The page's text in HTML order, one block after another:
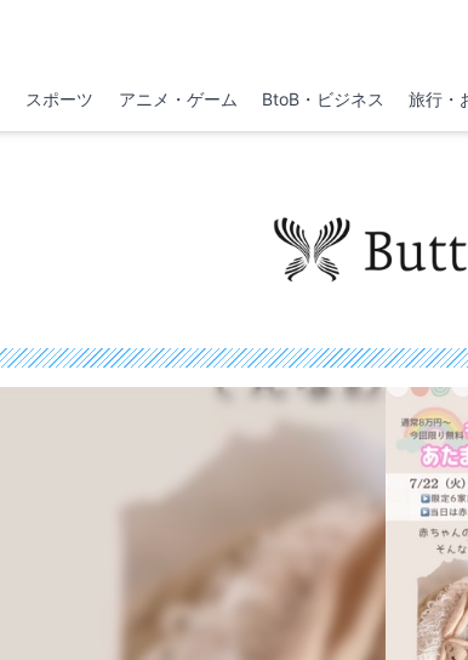
スポーツ アニメ・ゲーム BtoB・ビジネス 旅行・